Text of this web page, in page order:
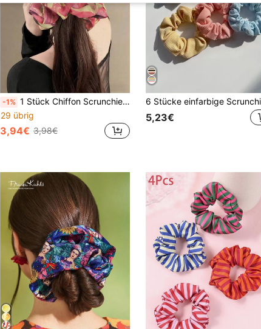
-1% 1 Stück Chiffon Scrunchie im eleganten Blumen-Ölgemälde-Stil, zartrosa, geeignet für Dutt-Frisuren, sanft zum Haar, angenehm zu tragen, Haaraccessoire
29 übrig
3,94€ 3,98€
5,23€